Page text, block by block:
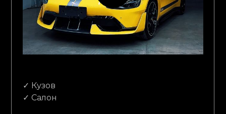
✓ Кузов
✓ Салон